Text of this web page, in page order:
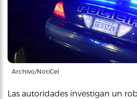
Archivo/NotiCel
Las autoridades investigan un